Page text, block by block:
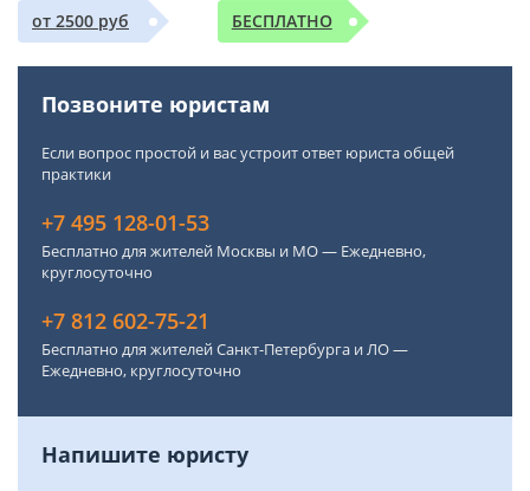
от 2500 руб БЕСПЛАТНО
Позвоните юристам
Если вопрос простой и вас устроит ответ юриста общей
практики
+7 495 128-01-53
Бесплатно для жителей Москвы и МО — Ежедневно,
круглосуточно
+7 812 602-75-21
Бесплатно для жителей Санкт-Петербурга и ЛО —
Ежедневно, круглосуточно
Напишите юристу